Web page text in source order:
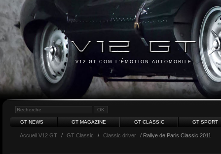
V12 GT.COM L'ÉMOTION AUTOMOBILE
GT NEWS GT MAGAZINE GT CLASSIC GT SPORT
Accueil V12 GT / GT Classic / Classic driver / Rallye de Paris Classic 2011